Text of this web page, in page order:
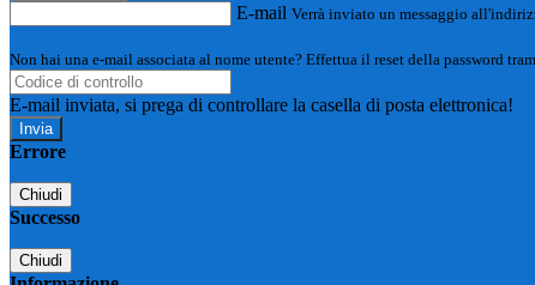
E-mail Verrà inviato un messaggio
Non hai una e-mail associata al nome utente? Effettua il reset della password
E-mail inviata, si prega di controllare la casella di posta elettronica!
Errore
Chiudi
Successo
Chiudi